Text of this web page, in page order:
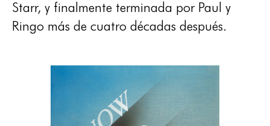
Starr, y finalmente terminada por Paul y
Ringo más de cuatro décadas después.